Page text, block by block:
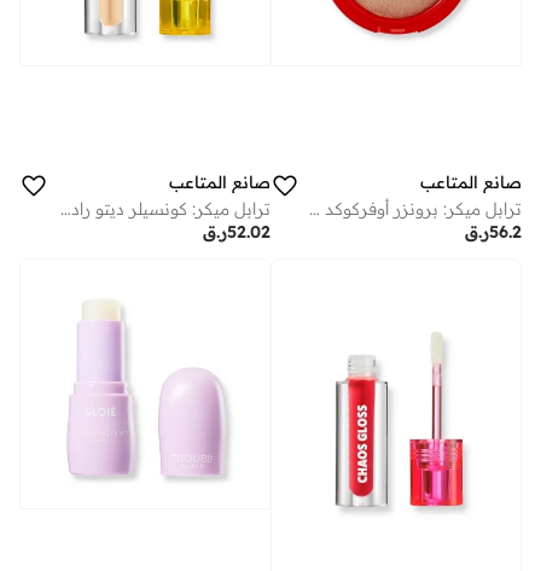
صانع المتاعب
ترابل ميكر: برونزر أوفركوكد بيكد سيناموُن تويست لايت
ر.ق56.2
صانع المتاعب
ترابل ميكر: كونسيلر ديتو راديانت فيدجت
ر.ق52.02